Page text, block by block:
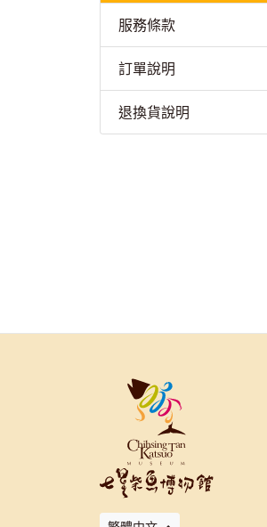
服務條款
訂單說明
退換貨說明